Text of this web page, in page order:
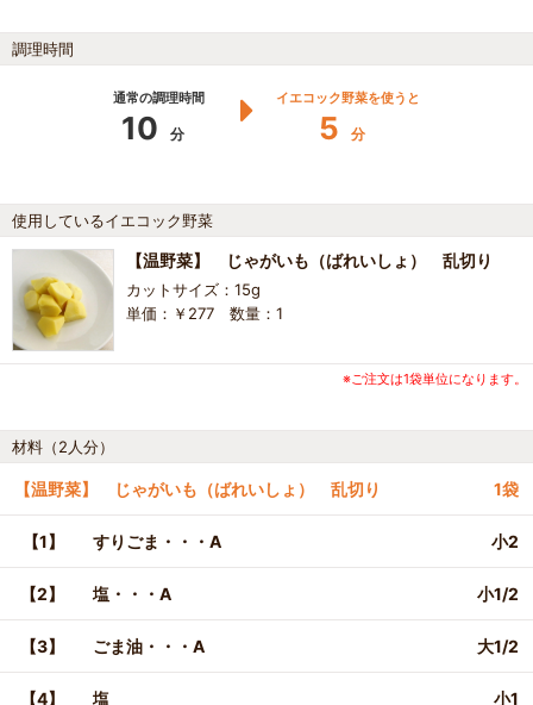
調理時間
通常の調理時間
10 分
イエコック野菜を使うと
5 分
使用しているイエコック野菜
【温野菜】 じゃがいも（ばれいしょ） 乱切り
カットサイズ：15g
単価：￥277 数量：1
※ご注文は1袋単位になります。
材料（2人分）
【温野菜】 じゃがいも（ばれいしょ） 乱切り 1袋
【1】 すりごま・・・A 小2
【2】 塩・・・A 小1/2
【3】 ごま油・・・A 大1/2
【4】 塩 小1